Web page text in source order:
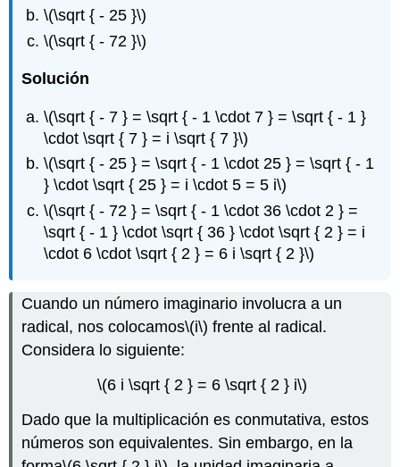
\(\sqrt { - 25 }\)
\(\sqrt { - 72 }\)
Solución
\(\sqrt { - 7 } = \sqrt { - 1 \cdot 7 } = \sqrt { - 1 }
\cdot \sqrt { 7 } = i \sqrt { 7 }\)
\(\sqrt { - 25 } = \sqrt { - 1 \cdot 25 } = \sqrt { - 1
} \cdot \sqrt { 25 } = i \cdot 5 = 5 i\)
\(\sqrt { - 72 } = \sqrt { - 1 \cdot 36 \cdot 2 } =
\sqrt { - 1 } \cdot \sqrt { 36 } \cdot \sqrt { 2 } = i
\cdot 6 \cdot \sqrt { 2 } = 6 i \sqrt { 2 }\)
Cuando un número imaginario involucra a un
radical, nos colocamos\(i\) frente al radical.
Considera lo siguiente:
\(6 i \sqrt { 2 } = 6 \sqrt { 2 } i\)
Dado que la multiplicación es conmutativa, estos
números son equivalentes. Sin embargo, en la